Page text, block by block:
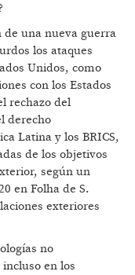
de una nueva guerra
los ataques
Unidos, como
con los Estados
rechazo del
derecho
Latina y los BRICS,
de los objetivos
según un
en Folha de S.
exteriores
no
en los